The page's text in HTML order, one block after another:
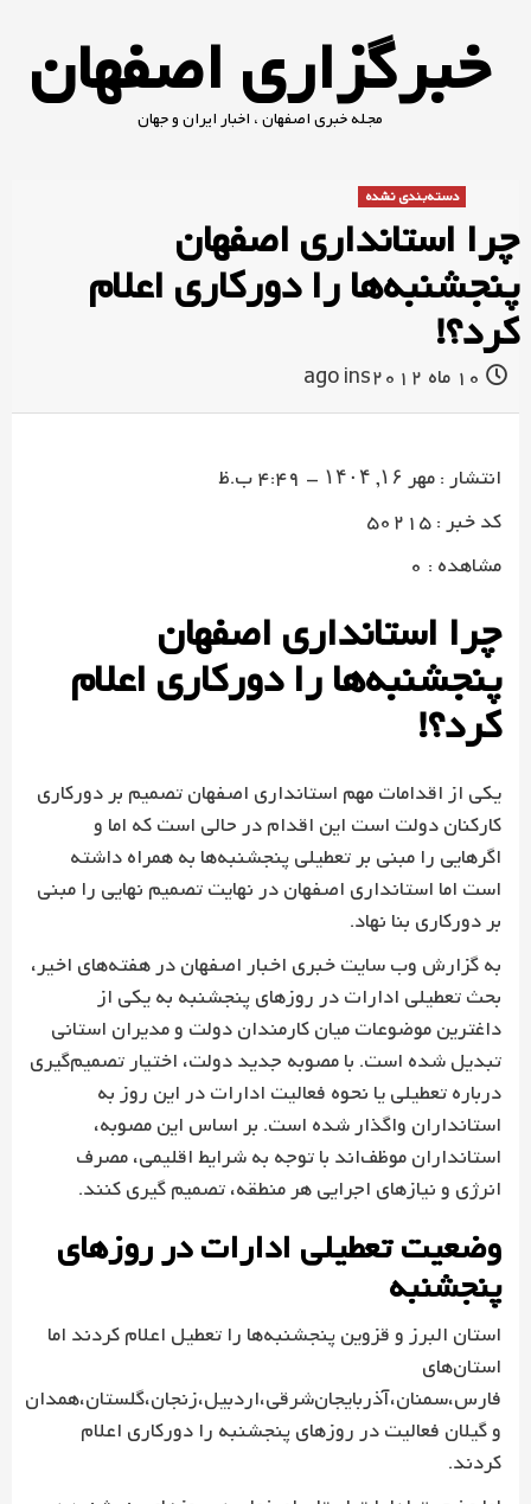
contentخبرگزاری اصفهان
مجله خبری اصفهان ، اخبار ایران و جهان
دسته‌بندی نشده
چرا استانداری اصفهان
پنجشنبه‌ها را دورکاری اعلام
کرد؟!
ins2012
انتشار : مهر ۱۶, ۱۴۰۴ – 4:49 ب.ظ
کد خبر : 50215
مشاهده : 0
چرا استانداری اصفهان
پنجشنبه‌ها را دورکاری اعلام
کرد؟!
یکی از اقدامات مهم استانداری اصفهان تصمیم بر دورکاری
کارکنان دولت است این اقدام در حالی است که اما و
اگرهایی را مبنی بر تعطیلی پنجشنبه‌ها به همراه داشته
است اما استانداری اصفهان در نهایت تصمیم نهایی را مبنی
بر دورکاری بنا نهاد.
به گزارش وب سایت خبری اخبار اصفهان در هفته‌های اخیر،
بحث تعطیلی ادارات در روزهای پنجشنبه به یکی از
داغترین موضوعات میان کارمندان دولت و مدیران استانی
تبدیل شده است. با مصوبه جدید دولت، اختیار تصمیم‌گیری
درباره تعطیلی یا نحوه فعالیت ادارات در این روز به
استانداران واگذار شده است. بر اساس این مصوبه،
استانداران موظف‌اند با توجه به شرایط اقلیمی، مصرف
انرژی و نیازهای اجرایی هر منطقه، تصمیم‌ گیری کنند.
وضعیت تعطیلی ادارات در روزهای
پنجشنبه
استان البرز و قزوین پنجشنبه‌ها را تعطیل اعلام کردند اما
استان‌های
فارس،سمنان،آذربایجان‌شرقی،اردبیل،زنجان،گلستان،همدان
و گیلان فعالیت در روزهای پنجشنبه‌ را دورکاری اعلام
کردند.